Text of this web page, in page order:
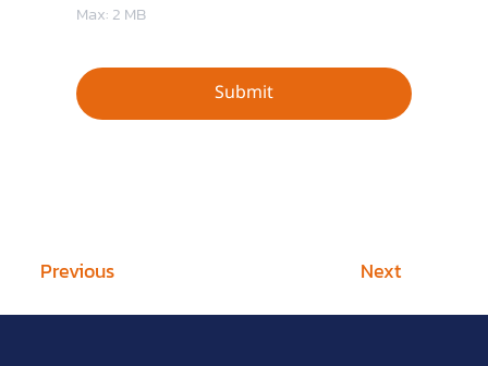
Max: 2 MB
Submit
Previous Next